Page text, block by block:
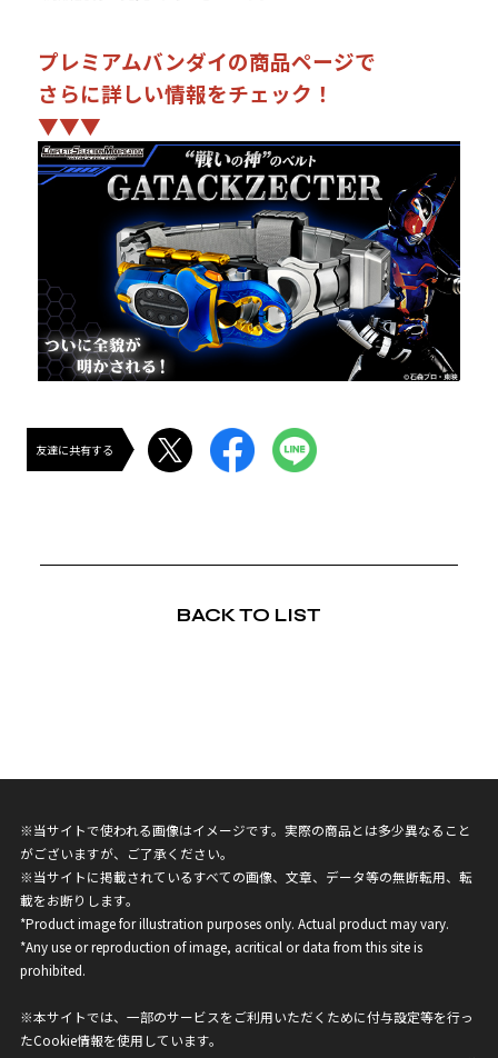
プレミアムバンダイの商品ページで
さらに詳しい情報をチェック！
▼▼▼
友達に共有する
BACK TO LIST
※当サイトで使われる画像はイメージです。実際の商品とは多少異なること
がございますが、ご了承ください。
※当サイトに掲載されているすべての画像、文章、データ等の無断転用、転
載をお断りします。
*Product image for illustration purposes only. Actual product may vary.
*Any use or reproduction of image, acritical or data from this site is
prohibited.
※本サイトでは、一部のサービスをご利用いただくために付与設定等を行っ
たCookie情報を使用しています。